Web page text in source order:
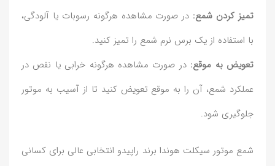
تمیز کردن شمع: در صورت مشاهده هرگونه رسوبات یا آلودگی،
با استفاده از یک برس نرم شمع را تمیز کنید.
تعویض به موقع: در صورت مشاهده هرگونه خرابی یا نقص در
عملکرد شمع، آن را به موقع تعویض کنید تا از آسیب به موتور
جلوگیری شود.
شمع موتور سیکلت هوندا برند راپیدو انتخابی عالی برای کسانی